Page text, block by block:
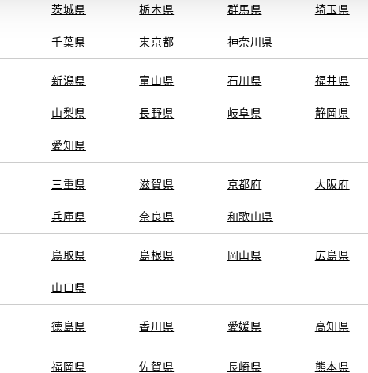
茨城県 栃木県 群馬県 埼玉県
千葉県 東京都 神奈川県
新潟県 富山県 石川県 福井県
山梨県 長野県 岐阜県 静岡県
愛知県
三重県 滋賀県 京都府 大阪府
兵庫県 奈良県 和歌山県
鳥取県 島根県 岡山県 広島県
山口県
徳島県 香川県 愛媛県 高知県
福岡県 佐賀県 長崎県 熊本県
恐れ入りますが、しばらく経ってから再度、お試し下さい。
トヨタ中古車オンラインストア
クルマ買取
トヨタレンタカー
TOYOTA SHARE
トヨタのau/UQ
アカウント利用規約 反社会的勢力に対する基本方針企業情報 リコール情報
RESERVED.